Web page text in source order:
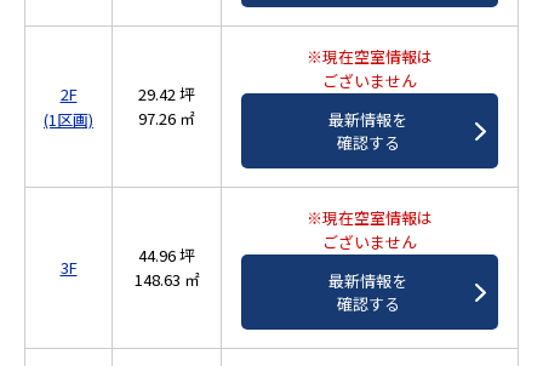
2F
(1区画)
29.42 坪
97.26 ㎡
※現在空室情報は
ございません
最新情報を
確認する
3F
44.96 坪
148.63 ㎡
※現在空室情報は
ございません
最新情報を
確認する